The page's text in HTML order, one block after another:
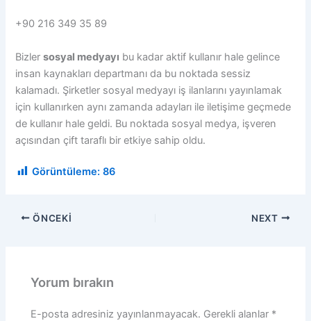
+90 216 349 35 89
Bizlersosyal medyayı bu kadar aktif kullanır hale gelince
insan kaynakları departmanı da bu noktada sessiz
kalamadı. Şirketler sosyal medyayı iş ilanlarını yayınlamak
için kullanırken aynı zamanda adayları ile iletişime geçmede
de kullanır hale geldi. Bu noktada sosyal medya, işveren
açısından çift taraflı bir etkiye sahip oldu.
Görüntüleme: 86
ÖNCEKI NEXT
Yorum bırakın
E-posta adresiniz yayınlanmayacak. Gerekli alanlar *